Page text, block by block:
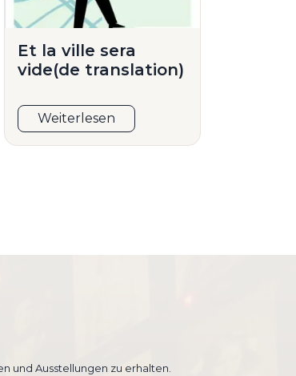
Et la ville sera
vide(de translation)
Weiterlesen
und Ausstellungen zu erhalten.